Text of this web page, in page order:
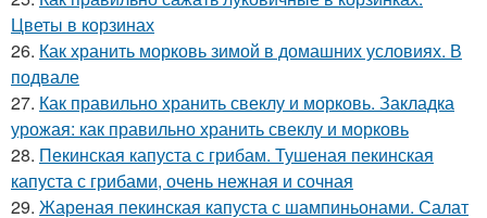
Цветы в корзинах
26. Как хранить морковь зимой в домашних условиях. В
подвале
27. Как правильно хранить свеклу и морковь. Закладка
урожая: как правильно хранить свеклу и морковь
28. Пекинская капуста с грибам. Тушеная пекинская
капуста с грибами, очень нежная и сочная
29. Жареная пекинская капуста с шампиньонами. Салат